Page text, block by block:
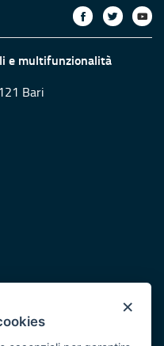
e multifunzionalità
Bari
×